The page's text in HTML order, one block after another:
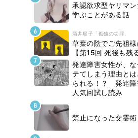
承認欲求型ヤリマ
学ぶことがある話
酒井順子「孤独の功罪」
草葉の陰でご先祖
【第15回 死後も残
発達障害女性が、
テてしまう理由と
られる！？ 発達障
人気回試し読み
禁止になった交霊術